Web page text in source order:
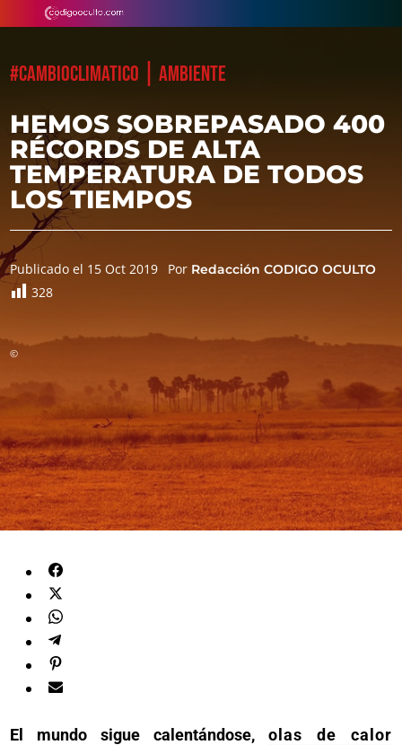
#CAMBIOCLIMATICO |AMBIENTE
HEMOS SOBREPASADO 400
RÉCORDS DE ALTA
TEMPERATURA DE TODOS
LOS TIEMPOS
Publicado el 15 Oct 2019 Por Redacción CODIGO OCULTO
328
©
El mundo sigue calentándose, olas de calor